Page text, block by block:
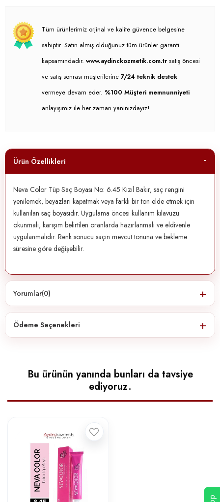
Tüm ürünlerimiz orjinal ve kalite güvence belgesine
sahiptir. Satın almış olduğunuz tüm ürünler garanti
kapsamındadır. www.aydinckozmetik.com.tr satış öncesi
ve satış sonrası müşterilerine 7/24 teknik destek
vermeye devam eder. %100 Müşteri memnunniyeti
anlayışımız ile her zaman yanınızdayız!
Ürün Özellikleri
Neva Color Tüp Saç Boyası No: 6.45 Kızıl Bakır, saç rengini
yenilemek, beyazları kapatmak veya farklı bir ton elde etmek için
kullanılan saç boyasıdır. Uygulama öncesi kullanım kılavuzu
okunmalı, karışım belirtilen oranlarda hazırlanmalı ve eldivenle
uygulanmalıdır. Renk sonucu saçın mevcut tonuna ve bekleme
süresine göre değişebilir.
Yorumlar(0)
Ödeme Seçenekleri
Bu ürünün yanında bunları da tavsiye
ediyoruz.